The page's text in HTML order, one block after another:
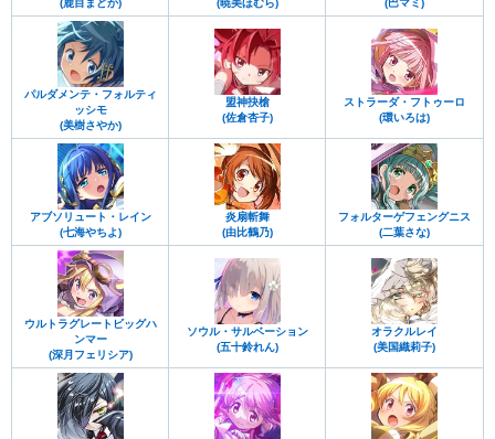
(鹿目まどか)
(暁美ほむら)
(巴マミ)
パルダメンテ・フォルティ
ッシモ
(美樹さやか)
盟神抉槍
(佐倉杏子)
ストラーダ・フトゥーロ
(環いろは)
アブソリュート・レイン
(七海やちよ)
炎扇斬舞
(由比鶴乃)
フォルターゲフェングニス
(二葉さな)
ウルトラグレートビッグハ
ンマー
(深月フェリシア)
ソウル・サルベーション
(五十鈴れん)
オラクルレイ
(美国織莉子)